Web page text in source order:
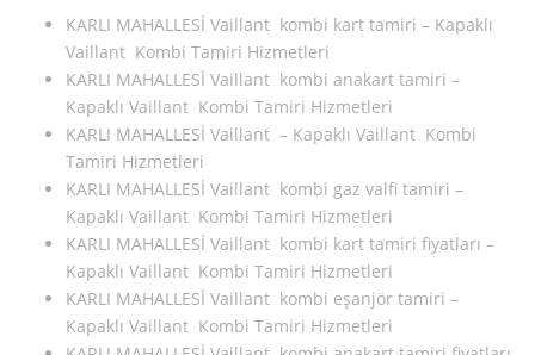
KARLI MAHALLESİ Vaillant kombi kart tamiri – Kapaklı
Vaillant Kombi Tamiri Hizmetleri
KARLI MAHALLESİ Vaillant kombi anakart tamiri –
Kapaklı Vaillant Kombi Tamiri Hizmetleri
KARLI MAHALLESİ Vaillant – Kapaklı Vaillant Kombi
Tamiri Hizmetleri
KARLI MAHALLESİ Vaillant kombi gaz valfi tamiri –
Kapaklı Vaillant Kombi Tamiri Hizmetleri
KARLI MAHALLESİ Vaillant kombi kart tamiri fiyatları –
Kapaklı Vaillant Kombi Tamiri Hizmetleri
KARLI MAHALLESİ Vaillant kombi eşanjör tamiri –
Kapaklı Vaillant Kombi Tamiri Hizmetleri